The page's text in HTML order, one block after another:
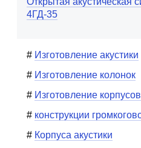
4ГД-35
Изготовление акустики
Изготовление колонок
Изготовление
конструкции
Корпуса акустики